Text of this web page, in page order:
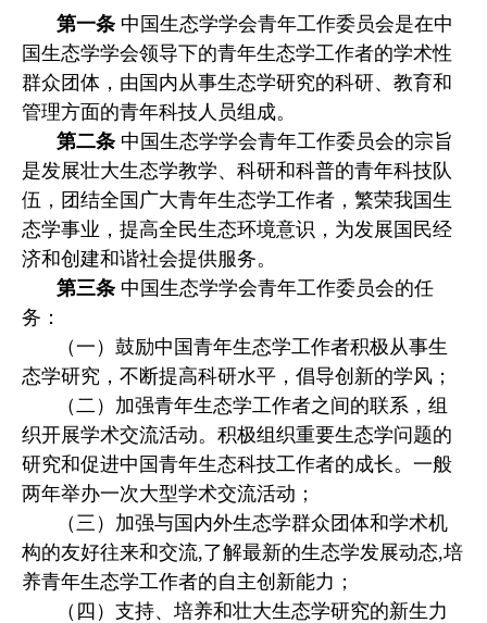
第一条 中国生态学学会青年工作委员会是在中
国生态学学会领导下的青年生态学工作者的学术性
群众团体，由国内从事生态学研究的科研、教育和
管理方面的青年科技人员组成。
第二条中国生态学学会青年工作委员会的宗旨
是发展壮大生态学教学、科研和科普的青年科技队
伍，团结全国广大青年生态学工作者，繁荣我国生
态学事业，提高全民生态环境意识，为发展国民经
济和创建和谐社会提供服务。
第三条 中国生态学学会青年工作委员会的任
务：
（一）鼓励中国青年生态学工作者积极从事生
态学研究，不断提高科研水平，倡导创新的学风；
（二）加强青年生态学工作者之间的联系，组
织开展学术交流活动。积极组织重要生态学问题的
研究和促进中国青年生态科技工作者的成长。一般
两年举办一次大型学术交流活动；
（三）加强与国内外生态学群众团体和学术机
构的友好往来和交流,了解最新的生态学发展动态,培
养青年生态学工作者的自主创新能力；
（四）支持、培养和壮大生态学研究的新生力